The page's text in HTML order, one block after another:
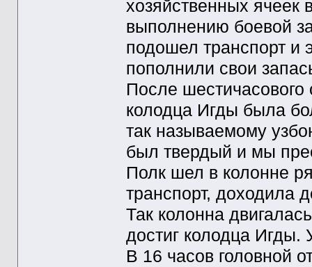
хозяйственных ячеек
выполнению боевой
подошел транспорт и
пополнили свои
После
колодца Игды была
так называемому
был твердый и мы
Полк шел в колонне
транспорт, доходила
Так колонна
достиг колодца
В 16 часов головной